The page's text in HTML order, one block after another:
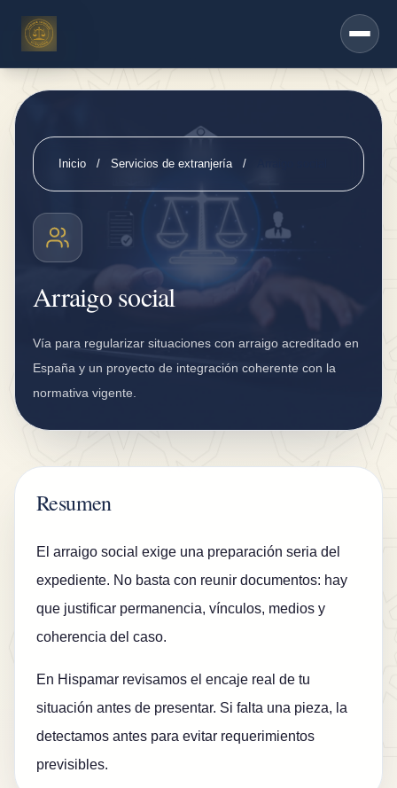
O
tr
o
s
e
r
vi
ci
o
S
e
u
r
o
D
K
V
B
o
g
C
o
Inicio / Servicios de extranjería /
Arraigo social
Vía para regularizar situaciones con arraigo acreditado en
España y un proyecto de integración coherente con la
normativa vigente.
Resumen
El arraigo social exige una preparación seria del
expediente. No basta con reunir documentos: hay
que justificar permanencia, vínculos, medios y
coherencia del caso.
En Hispamar revisamos el encaje real de tu
situación antes de presentar. Si falta una pieza, la
detectamos antes para evitar requerimientos
previsibles.